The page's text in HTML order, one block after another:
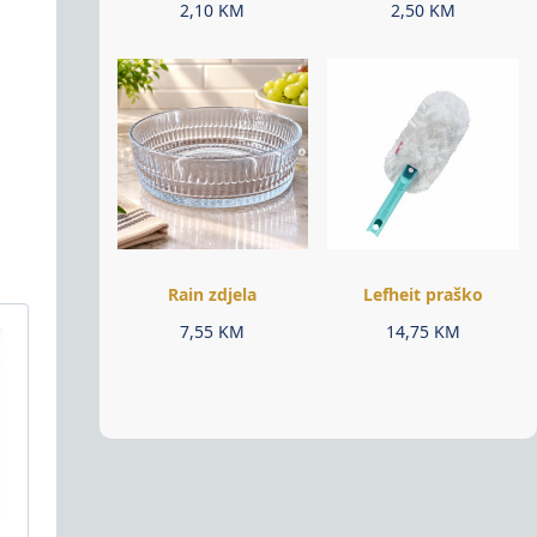
2,10 KM 2,50 KM
Rain zdjela
7,55 KM
Lefheit praško
14,75 KM